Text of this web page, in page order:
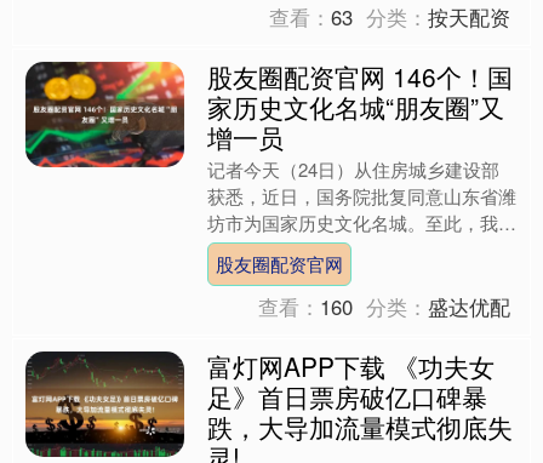
查看：63 分类：按天配资
股友圈配资官网 146个！国
家历史文化名城“朋友圈”又
增一员
记者今天（24日）从住房城乡建设部
获悉，近日，国务院批复同意山东省潍
坊市为国家历史文化名城。至此，我国
的国家历史文化名城总数达到146个。
此外，我国还有历史文化....
股友圈配资官网
查看： 160 分类：盛达优配
富灯网APP下载 《功夫女
足》首日票房破亿口碑暴
跌，大导加流量模式彻底失